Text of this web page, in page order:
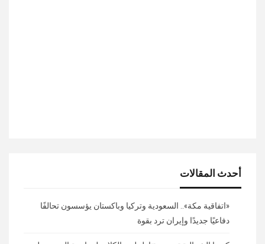
أحدث المقالات
«اتفاقية مكة».. السعودية وتركيا وباكستان يؤسسون تحالفًا
دفاعيًا جديدًا وإيران ترد بقوة